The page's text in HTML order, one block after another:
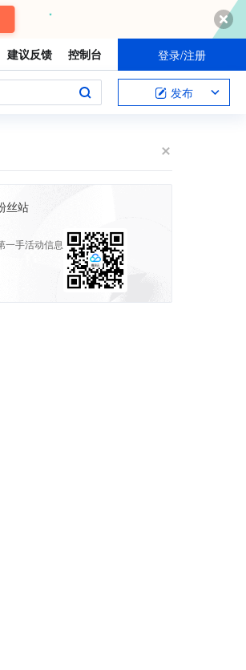
建议反馈 控制台 登录/注册
发布
丝站
一手活动信息